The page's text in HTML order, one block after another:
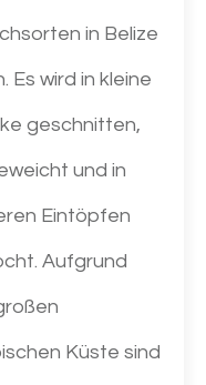
in Belize
Es wird in kleine
geschnitten,
und in
Eintöpfen
Aufgrund
Küste sind